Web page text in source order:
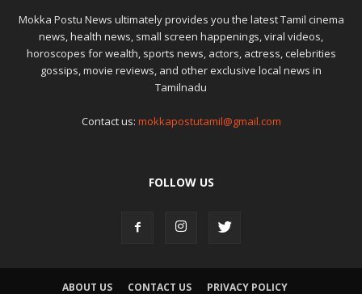
Mokka Postu News ultimately provides you the latest Tamil cinema
news, health news, small screen happenings, viral videos,
horoscopes for wealth, sports news, actors, actress, celebrities
gossips, movie reviews, and other exclusive local news in
Tamilnadu
Contact us: mokkapostutamil@gmail.com
FOLLOW US
ABOUT US CONTACT US PRIVACY POLICY